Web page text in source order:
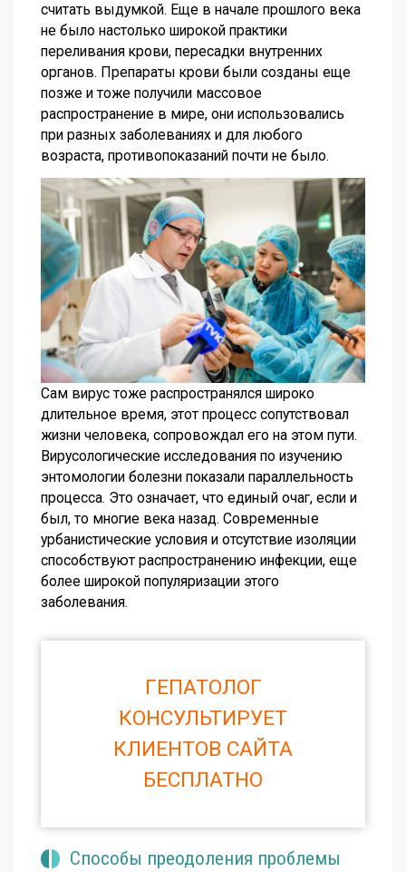
считать выдумкой. Еще в начале прошлого века
не было настолько широкой практики
переливания крови, пересадки внутренних
органов. Препараты крови были созданы еще
позже и тоже получили массовое
распространение в мире, они использовались
при разных заболеваниях и для любого
возраста, противопоказаний почти не было.
Сам вирус тоже распространялся широко
длительное время, этот процесс сопутствовал
жизни человека, сопровождал его на этом пути.
Вирусологические исследования по изучению
энтомологии болезни показали параллельность
процесса. Это означает, что единый очаг, если и
был, то многие века назад. Современные
урбанистические условия и отсутствие изоляции
способствуют распространению инфекции, еще
более широкой популяризации этого
заболевания.
ГЕПАТОЛОГ
КОНСУЛЬТИРУЕТ
КЛИЕНТОВ САЙТА
БЕСПЛАТНО
Способы преодоления проблемы